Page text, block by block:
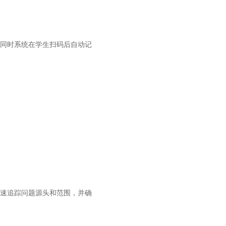
时系统在学生扫码后自动记
追踪问题源头和范围，并确